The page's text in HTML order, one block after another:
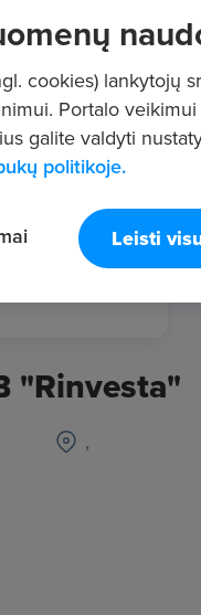
"Rinvesta"
,
cookies) lankytojų
Portalo
galite valdyti
politikoje.
Leisti